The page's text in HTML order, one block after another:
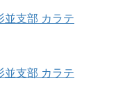
並支部 カラテ
並支部 カラテ